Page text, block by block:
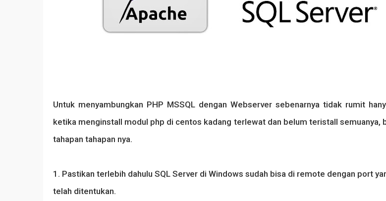
Untuk menyambungkan PHP MSSQL dengan Webserver sebenarnya tidak rumit
ketika menginstall modul php di centos kadang terlewat dan belum teristall semuanya,
tahapan tahapan nya.
1. Pastikan terlebih dahulu SQL Server di Windows sudah bisa di remote dengan port
telah ditentukan.